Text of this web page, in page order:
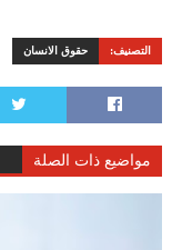
التصنيف: حقوق الانسان
مواضيع ذات الصلة